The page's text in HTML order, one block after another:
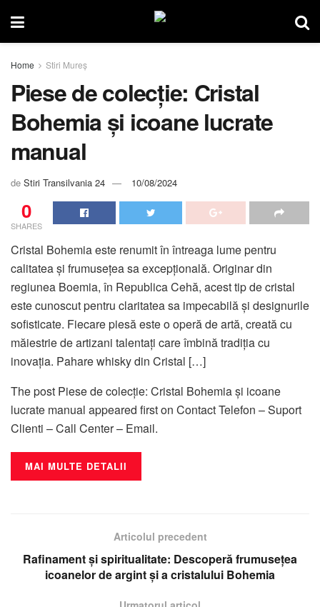
Home Stiri Mureș
Piese de colecție: Cristal
Bohemia și icoane lucrate
manual
de Stiri Transilvania 24 10/08/2024
0
SHARES
Cristal Bohemia este renumit în întreaga lume pentru
calitatea și frumusețea sa excepțională. Originar din
regiunea Boemia, în Republica Cehă, acest tip de cristal
este cunoscut pentru claritatea sa impecabilă și designurile
sofisticate. Fiecare piesă este o operă de artă, creată cu
măiestrie de artizani talentați care îmbină tradiția cu
inovația. Pahare whisky din Cristal […]
The post Piese de colecție: Cristal Bohemia și icoane
lucrate manual appeared first on Contact Telefon – Suport
Clienti – Call Center – Email.
MAI MULTE DETALII
Articolul precedent
Rafinament și spiritualitate: Descoperă frumusețea
icoanelor de argint și a cristalului Bohemia